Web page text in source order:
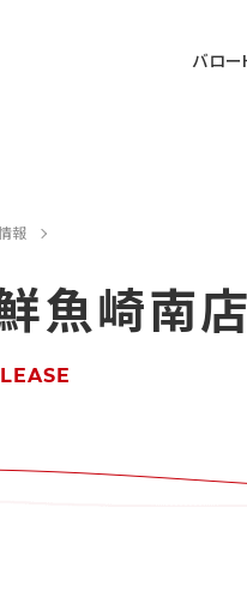
バロ
関するお問い合わせ
地・テナント・催事に
に関するお問い合わせ
報
魚崎南